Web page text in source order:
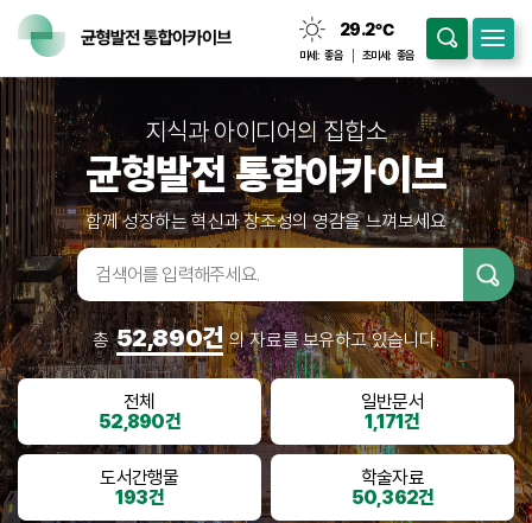
29.2℃
맑음
미세: 좋음 초미세: 좋음
지식과 아이디어의 집합소
균형발전 통합아카이브
함께 성장하는 혁신과 창조성의 영감을 느껴보세요
검색어입
력
총52,890건의 자료를 보유하고 있습니다.
전체
52,890건
일반문서
1,171건
도서간행물
193건
학술자료
50,362건